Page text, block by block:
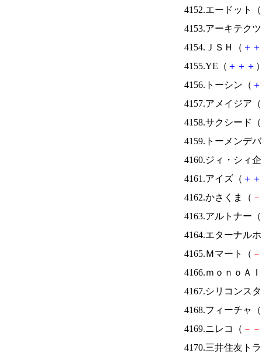
4152.エードット（
4153.アーキテク
4154.ＪＳＨ（ ＋ ＋
4155.YE（ ＋ ＋ ＋
4156.トーシン（ ＋
4157.アメイジア（
4158.サクシード（
4159.トーメンデ
4160.ジィ・シィ
4161.アイズ（ ＋ ＋
4162.かさくま（ －
4163.アルトナー（
4164.エターナル
4165.Ｍマート（ －
4166.ｍｏｎｏＡ
4167.シリコンス
4168.フィーチャ（
4169.ニレコ（ － －
4170.三井住友ト